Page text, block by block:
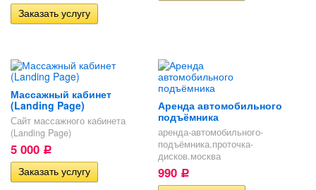
Массажный кабинет
(Landing Page)
Сайт массажного кабинета
(Landing Page)
5 000 Р
Аренда автомобильного
подъёмника
аренда-автомобильного-
подъёмника.проточка-
дисков.москва
990 Р